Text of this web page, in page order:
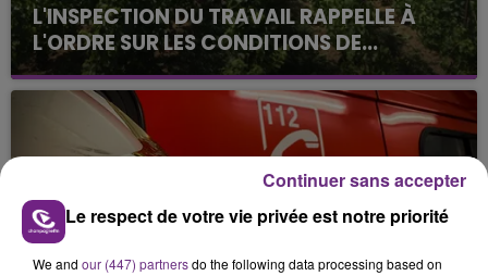
L'INSPECTION DU TRAVAIL RAPPELLE À
L'ORDRE SUR LES CONDITIONS DE...
Alors que les dates de début des vendange 2026
s'est avéré être plus précoce que prévu,
l'inspection du Travail en profite pour rappeler
les conditions de...
Le respect de votre vie privée est notre priorité
We and our (447) partnersdo the following data processing based on
Continuer sans accepter